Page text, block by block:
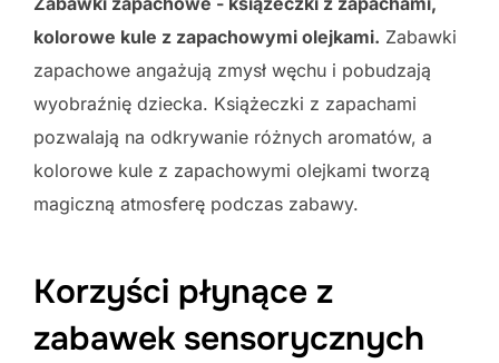
kolorowe kule z zapachowymi olejkami. Zabawki
zapachowe angażują zmysł węchu i pobudzają
wyobraźnię dziecka. Książeczki z zapachami
pozwalają na odkrywanie różnych aromatów, a
kolorowe kule z zapachowymi olejkami tworzą
magiczną atmosferę podczas zabawy.
Korzyści płynące z
zabawek sensorycznych